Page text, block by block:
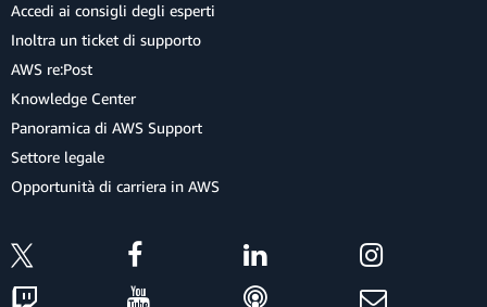
Accedi ai consigli degli esperti
Inoltra un ticket di supporto
AWS re:Post
Knowledge Center
Panoramica di AWS Support
Settore legale
Opportunità di carriera in AWS